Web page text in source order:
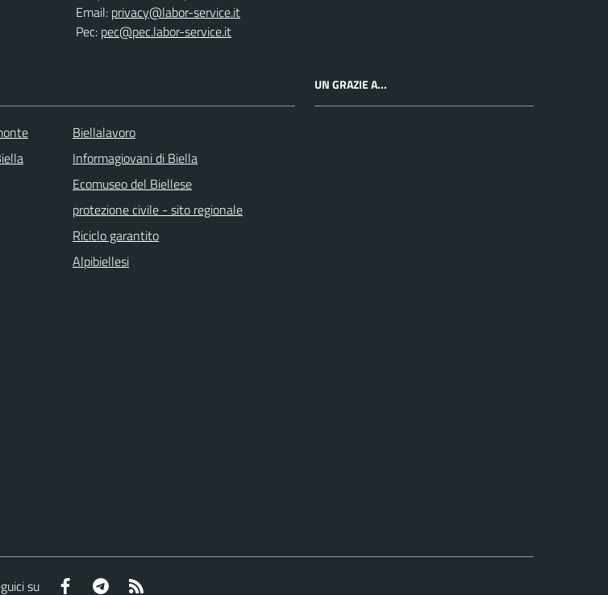
Email: privacy@labor-service.it
Pec: pec@pec.labor-service.it
Biellalavoro
Informagiovani di Biella
Ecomuseo del Biellese
protezione civile - sito regionale
Riciclo garantito
Alpibiellesi
UN GRAZIE A...
su Facebook Telegram